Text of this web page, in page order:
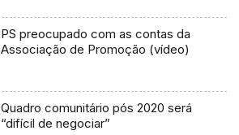
PS preocupado com as contas da
Associação de Promoção (vídeo)
Quadro comunitário pós 2020 será
“difícil de negociar”